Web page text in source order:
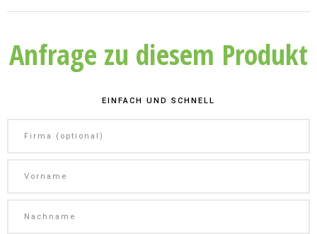
Anfrage zu diesem Produkt
EINFACH UND SCHNELL